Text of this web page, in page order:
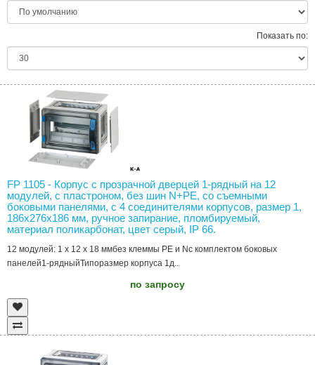
Показать по:
FP 1105 - Корпус с прозрачной дверцей 1-рядный на 12
модулей, с пластроном, без шин N+PE, со съемными
боковыми панелями, с 4 соединителями корпусов, размер 1,
186х276х186 мм, ручное запирание, пломбируемый,
материал поликарбонат, цвет серый, IP 66.
12 модулей: 1 x 12 x 18 ммбез клеммы PE и Nс комплектом боковых
панелей1-рядныйТипоразмер корпуса 1д..
по запросу